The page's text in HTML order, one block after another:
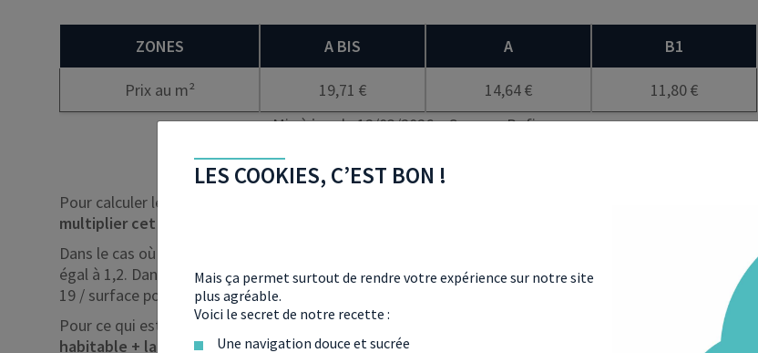
ZONES A BIS A B1
Prix au m² 19,71 € 14,64 €
11,80 €
Mis à jour le 12/03/2026 – Source : Bofip
Pour calculer le loyer maximum qu’il pourra demander à son locataire, le propriétaire devra ainsi
multiplier cet indice par un coefficient multiplicateur, puis par la surface pondérée du logement
Dans le cas où la surface du logement est en dessous des 38 m², alors le coefficient multiplicateur sera
égal à 1,2. Dans le cas où la surface du logement est supérieure à 38m², le coefficient sera égal à : 0,7 +
19 / surface pondérée du logement.
Pour ce qui est de lasurface pondéréedu logement, elle sera égale au calcul suivant : la
habitable + la surface des annexes divisée par 2.
LES COOKIES, C’EST BON !
Mais ça permet surtout de rendre votre expérience sur notre site
plus agréable.
Voici le secret de notre recette :
Une navigation douce et sucrée